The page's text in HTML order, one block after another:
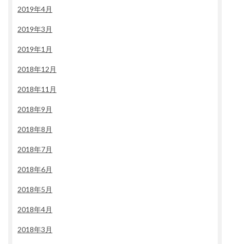
2019年4月
2019年3月
2019年1月
2018年12月
2018年11月
2018年9月
2018年8月
2018年7月
2018年6月
2018年5月
2018年4月
2018年3月